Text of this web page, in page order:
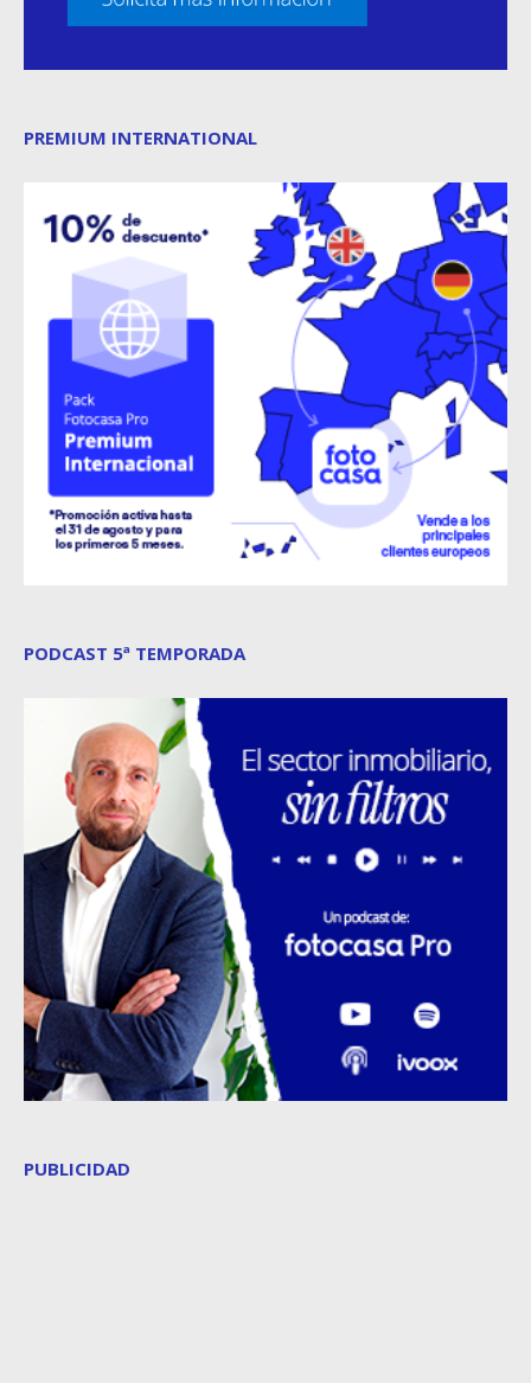
PREMIUM INTERNATIONAL
PODCAST 5ª TEMPORADA
PUBLICIDAD